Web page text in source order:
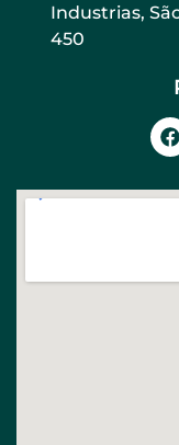
Industrias,
450